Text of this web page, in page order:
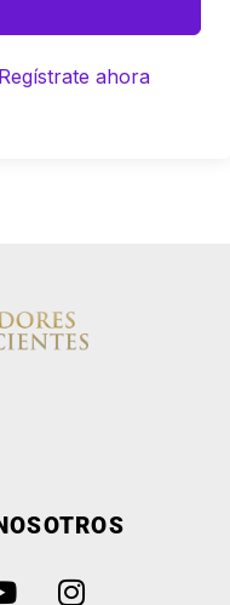
Regístrate ahora